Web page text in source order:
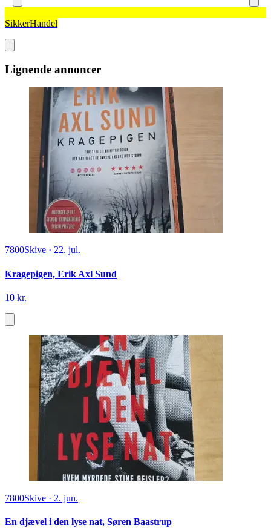
SikkerHandel
Lignende annoncer
7800Skive · 22. jul.
Kragepigen, Erik Axl Sund
10 kr.
7800Skive · 2. jun.
En djævel i den lyse nat, Søren Baastrup